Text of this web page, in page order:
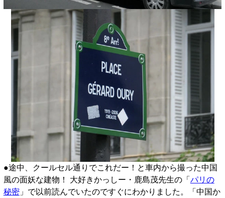
●途中、クールセル通りでこれだー！と車内から撮った中国
風の面妖な建物！ 大好きかっしー・鹿島茂先生の「 パリの
秘密」で以前読んでいたのですぐにわかりました。「中国か